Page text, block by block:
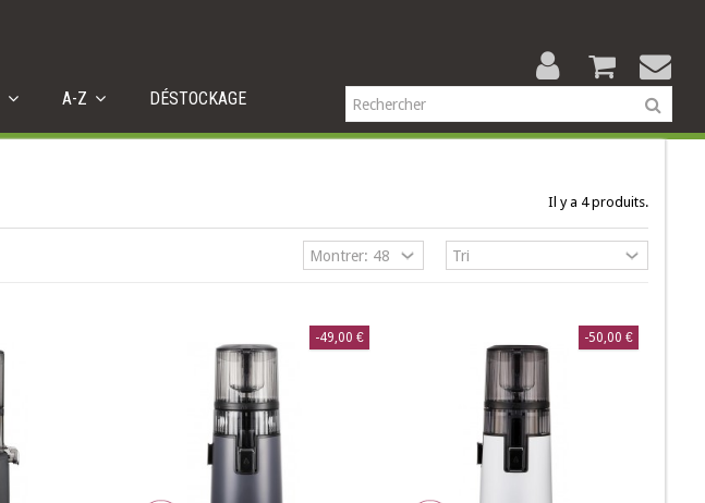
A-Z DÉSTOCKAGE
Il y a 4 produits.
-49,00 € -50,00 €